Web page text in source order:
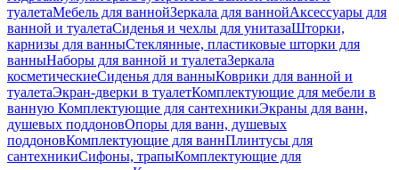
туалетаМебель для ваннойЗеркала для ваннойАксессуары для
ванной и туалетаСиденья и чехлы для унитазаШторки,
карнизы для ванныСтеклянные, пластиковые шторки для
ванныНаборы для ванной и туалетаЗеркала
косметическиеСиденья для ванныКоврики для ванной и
туалетаЭкран-дверки в туалетКомплектующие для мебели в
ванную Комплектующие для сантехникиЭкраны для ванн,
душевых поддоновОпоры для ванн, душевых
поддоновКомплектующие для ваннПлинтусы для
сантехникиСифоны, трапыКомплектующие для